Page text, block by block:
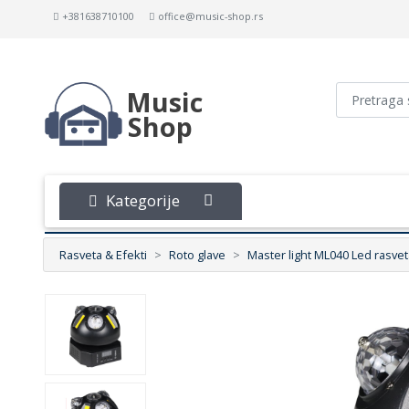
+381638710100 office@music-shop.rs
Music
Shop
Kategorije
Rasveta & Efekti Roto glave Master light ML040 Led